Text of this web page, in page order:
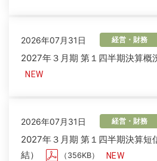
2026年07月31日 経営・財務
2027年３月期 第１四半期決算概
2026年07月31日 経営・財務
2027年３月期 第１四半期決算短
結）
（356KB）